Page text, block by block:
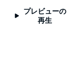
プレビューの
再生